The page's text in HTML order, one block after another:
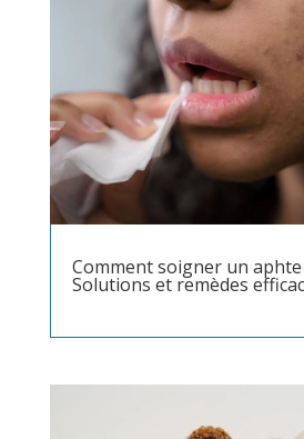
Comment soigner un
Solutions et remèdes